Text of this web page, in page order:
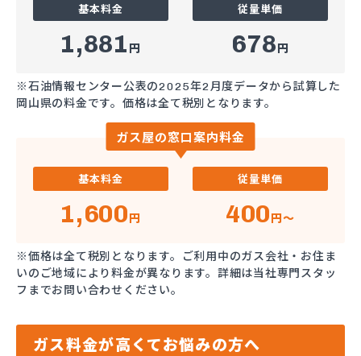
基本料金
1,881 円
従量単価
678円
※石油情報センター公表の2025年2月度データから試算した
岡山県の料金です。価格は全て税別となります。
ガス屋の窓口案内料金
基本料金
1,600円
従量単価
400円～
※価格は全て税別となります。ご利用中のガス会社・お住ま
いのご地域により料金が異なります。詳細は当社専門スタッ
フまでお問い合わせください。
ガス料金が高くてお悩みの方へ